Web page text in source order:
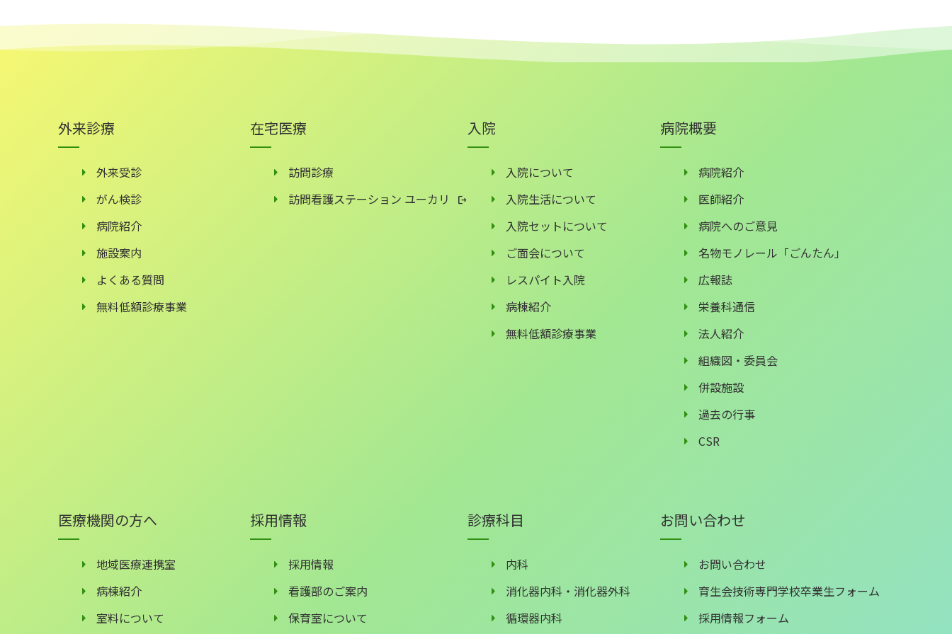
外来診療
外来受診
がん検診
病院紹介
施設案内
よくある質問
無料低額診療事業
在宅医療
訪問診療
訪問看護ステーション ユーカリ
入院
入院について
入院生活について
入院セットについて
ご面会について
レスパイト入院
病棟紹介
無料低額診療事業
病院概要
病院紹介
医師紹介
病院へのご意見
名物モノレール「ごんたん」
広報誌
栄養科通信
法人紹介
組織図・委員会
併設施設
過去の行事
CSR
医療機関の方へ
地域医療連携室
病棟紹介
室料について
採用情報
採用情報
看護部のご案内
保育室について
診療科目
内科
消化器内科・消化器外科
循環器内科
お問い合わせ
お問い合わせ
育生会技術専門学校卒業生フォーム
採用情報フォーム